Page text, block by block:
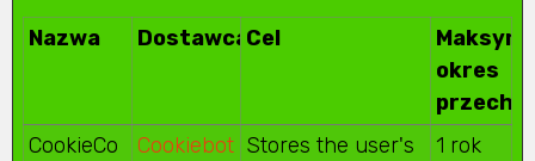
Nazwa DostawcaCel
okres
CookieCo
Cookiebot Stores the user's
1 rok